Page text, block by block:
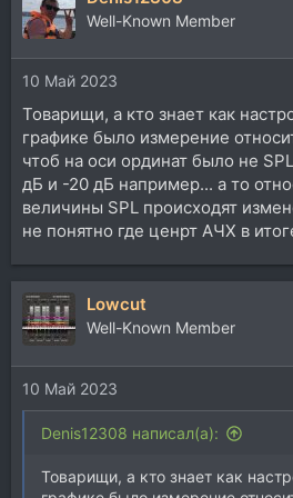
ц
и
и
:
Well-Known Member
10 Май 2023
Товарищи, а кто знает как
графике было измерение
чтоб на оси ординат было не
дБ и -20 дБ например... а то
величины SPL происходят
не понятно где ценрт АЧХ в
Lowcut
Well-Known Member
10 Май 2023
Denis12308 написал(а):
Товарищи, а кто знает как